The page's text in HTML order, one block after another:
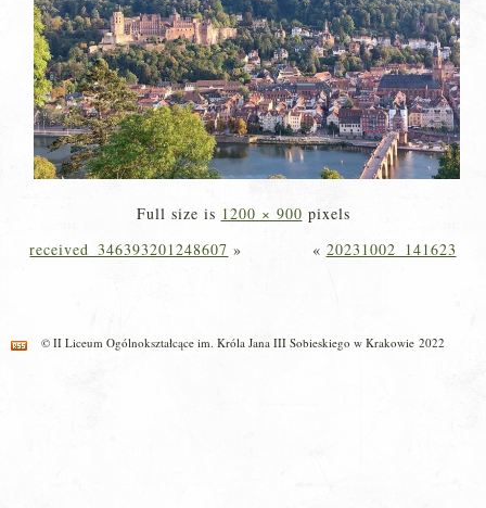
Full size is 1200 × 900 pixels
received_346393201248607 » « 20231002_141623
© II Liceum Ogólnokształcące im. Króla Jana III Sobieskiego w Krakowie 2022